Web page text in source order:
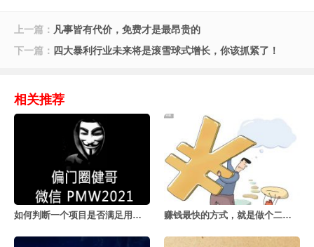
上一篇： 凡事皆有代价，免费才是最昂贵的
下一篇： 四大暴利行业未来将是滚雪球式增长，你该抓紧了！
相关推荐
如何判断一个项目是否满足用户的真实需求 赚钱最快的方式，就是做个二道贩子